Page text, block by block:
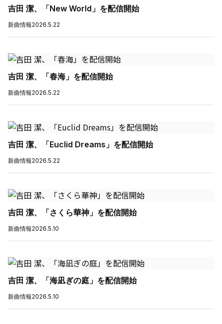
吉田 潔、「New World」を配信開始
新曲情報2026.5.22
吉田 潔、「春海」を配信開始
新曲情報2026.5.22
吉田 潔、「Euclid Dreams」を配信開始
新曲情報2026.5.22
吉田 潔、「さくら華神」を配信開始
新曲情報2026.5.10
吉田 潔、「海凪ぎの庭」を配信開始
新曲情報2026.5.10